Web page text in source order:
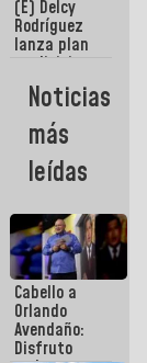
sísmica en
la última
semana
(E) Delcy
Rodríguez
lanza plan
crediticio
con subsidio
a Juntas de
Condominio
Noticias
más
leídas
Cabello a
Orlando
Avendaño:
Disfruto